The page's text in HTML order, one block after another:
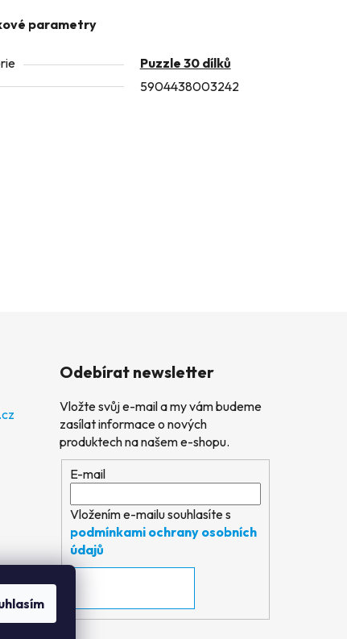
parametry
Puzzle 30 dílků
5904438003242
Odebírat newsletter
Vložte svůj e-mail a my vám budeme
zasílat informace o nových
produktech na našem e-shopu.
E-mail
Vložením e-mailu souhlasíte s
podmínkami ochrany osobních
údajů